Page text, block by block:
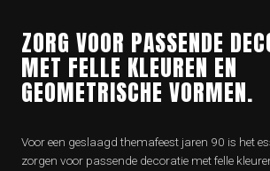
ZORG VOOR PASSENDE
MET FELLE KLEUREN EN
GEOMETRISCHE VORMEN.
Voor een geslaagd themafeest jaren 90 is het
zorgen voor passende decoratie met felle